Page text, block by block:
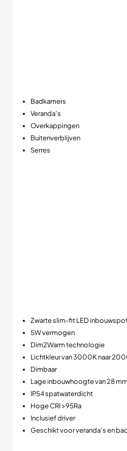
Badkamers
Veranda’s
Overkappingen
Buitenverblijven
Serres
Zwarte slim-fit LED
5W vermogen
Dim2Warm technologie
Lichtkleur van 3000K naar
Dimbaar
Lage inbouwhoogte van 28 mm
IP54 spatwaterdicht
Hoge CRI >95Ra
Inclusief driver
Geschikt voor veranda’s en